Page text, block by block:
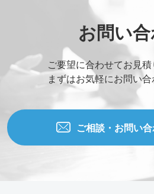
お問い
ご要望に合わせてお見積
まずはお気軽にお問い合
ご相談・お問い